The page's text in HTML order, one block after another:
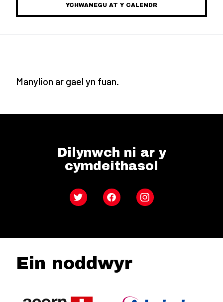
YCHWANEGU AT Y CALENDR
Manylion ar gael yn fuan.
Dilynwch ni ar y
cymdeithasol
Twitter FacebookInstagram
Ein noddwyr